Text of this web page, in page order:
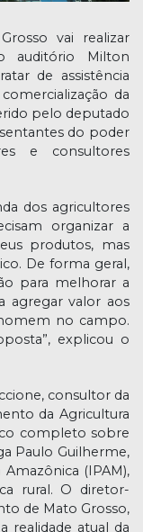
vai realizar
auditório Milton
de assistência
da
pelo deputado
do poder
e consultores
dos agricultores
organizar a
produtos, mas
De forma geral,
para melhorar a
agregar valor aos
no campo.
explicou o
consultor da
da Agricultura
completo sobre
Paulo Guilherme,
(IPAM),
rural. O diretor-
de Mato Grosso,
realidade atual da